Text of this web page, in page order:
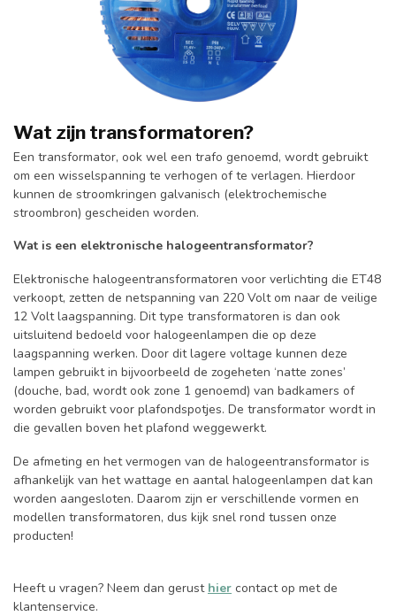
Wat zijn transformatoren?
Een transformator, ook wel een trafo genoemd, wordt gebruikt
om een wisselspanning te verhogen of te verlagen. Hierdoor
kunnen de stroomkringen galvanisch (elektrochemische
stroombron) gescheiden worden.
Wat is een elektronische halogeentransformator?
Elektronische halogeentransformatoren voor verlichting die ET48
verkoopt, zetten de netspanning van 220 Volt om naar de veilige
12 Volt laagspanning. Dit type transformatoren is dan ook
uitsluitend bedoeld voor halogeenlampen die op deze
laagspanning werken. Door dit lagere voltage kunnen deze
lampen gebruikt in bijvoorbeeld de zogeheten ‘natte zones’
(douche, bad, wordt ook zone 1 genoemd) van badkamers of
worden gebruikt voor plafondspotjes. De transformator wordt in
die gevallen boven het plafond weggewerkt.
De afmeting en het vermogen van de halogeentransformator is
afhankelijk van het wattage en aantal halogeenlampen dat kan
worden aangesloten. Daarom zijn er verschillende vormen en
modellen transformatoren, dus kijk snel rond tussen onze
producten!
Heeft u vragen? Neem dan gerust hier contact op met de
klantenservice.